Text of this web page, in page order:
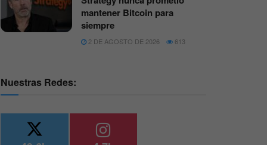
mantener Bitcoin para
siempre
2 DE AGOSTO DE 2026 613
Nuestras Redes: